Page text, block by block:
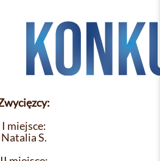
I miejsce:
Natalia S.